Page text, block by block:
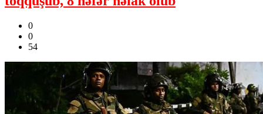
0
0
54